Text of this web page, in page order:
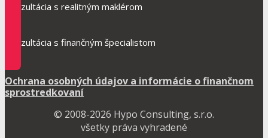
Konzultácia s realitným maklérom
Konzultácia s finančným špecialistom
Ochrana osobných údajov a informácie o finančnom
sprostredkovaní
© 2008-2026 Hypo Consulting, s.r.o.
všetky práva vyhradené